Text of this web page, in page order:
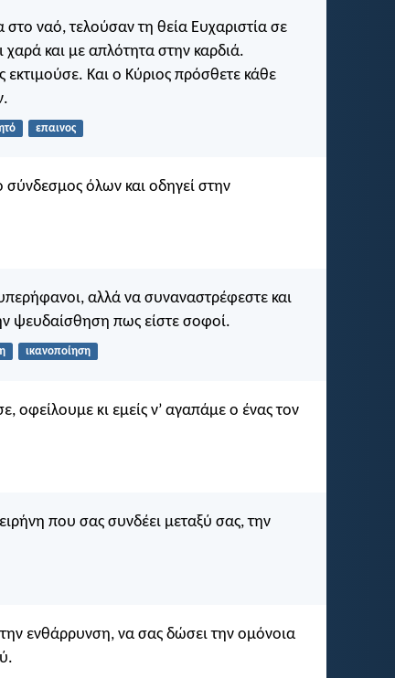
ναό, τελούσαν τη θεία Ευχαριστία σε
χαρά και με απλότητα στην καρδιά.
Και ο Κύριος πρόσθετε κάθε
επαινος
όλων και οδηγεί στην
αλλά να συναναστρέφεστε και
ψευδαίσθηση πως είστε σοφοί.
ικανοποίηση
οφείλουμε κι εμείς ν’ αγαπάμε ο ένας τον
που σας συνδέει μεταξύ σας, την
ενθάρρυνση, να σας δώσει την ομόνοια